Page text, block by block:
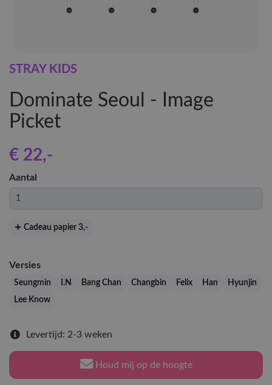
STRAY KIDS
Dominate Seoul - Image
Picket
€ 22,-
Aantal
Cadeau papier 3,-
Versies
Seungmin I.N Bang Chan Changbin Felix Han
Hyunjin
Lee Know
Levertijd: 2-3 weken
Houd mij op de hoogte